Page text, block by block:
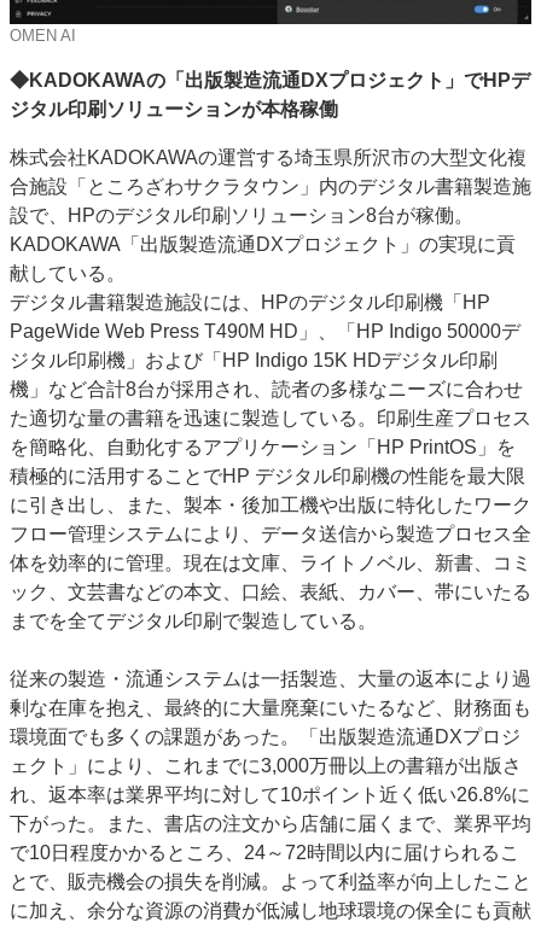
OMEN AI
◆KADOKAWAの「出版製造流通DXプロジェクト」でHPデ
ジタル印刷ソリューションが本格稼働
株式会社KADOKAWAの運営する埼玉県所沢市の大型文化複
合施設「ところざわサクラタウン」内のデジタル書籍製造施
設で、HPのデジタル印刷ソリューション8台が稼働。
KADOKAWA「出版製造流通DXプロジェクト」の実現に貢
献している。
デジタル書籍製造施設には、HPのデジタル印刷機「HP
PageWide Web Press T490M HD」、「HP Indigo 50000デ
ジタル印刷機」および「HP Indigo 15K HDデジタル印刷
機」など合計8台が採用され、読者の多様なニーズに合わせ
た適切な量の書籍を迅速に製造している。印刷生産プロセス
を簡略化、自動化するアプリケーション「HP PrintOS」を
積極的に活用することでHP デジタル印刷機の性能を最大限
に引き出し、また、製本・後加工機や出版に特化したワーク
フロー管理システムにより、データ送信から製造プロセス全
体を効率的に管理。現在は文庫、ライトノベル、新書、コミ
ック、文芸書などの本文、口絵、表紙、カバー、帯にいたる
までを全てデジタル印刷で製造している。
従来の製造・流通システムは一括製造、大量の返本により過
剰な在庫を抱え、最終的に大量廃棄にいたるなど、財務面も
環境面でも多くの課題があった。「出版製造流通DXプロジ
ェクト」により、これまでに3,000万冊以上の書籍が出版さ
れ、返本率は業界平均に対して10ポイント近く低い26.8%に
下がった。また、書店の注文から店舗に届くまで、業界平均
で10日程度かかるところ、24～72時間以内に届けられるこ
とで、販売機会の損失を削減。よって利益率が向上したこと
に加え、余分な資源の消費が低減し地球環境の保全にも貢献